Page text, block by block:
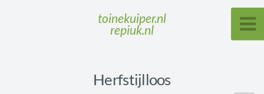
toinekuiper.nl
repiuk.nl
Herfstijlloos